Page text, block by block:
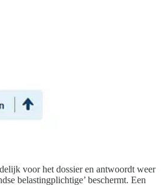
voor het dossier en antwoordt weer
belastingplichtige’ beschermt. Een